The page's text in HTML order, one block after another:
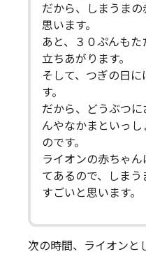
だから、しまうま
思います。
あと、３０ぷんも
立ちあがります。
そして、つぎの日
す。
だから、どうぶつ
んやなかまといっ
のです。
ライオンの赤ちゃ
てあるので、しまう
すごいと思います。
次の時間、ライオンと